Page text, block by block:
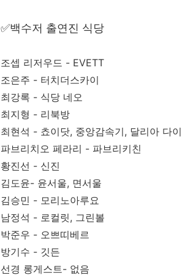
✅백수저 출연진 식당
조셉 리저우드 - EVETT
조은주 - 터치더스카이
최강록 - 식당 네오
최지형 - 리북방
최현석 - 쵸이닷, 중앙감속기, 달리아 다
파브리치오 페라리 - 파브리키친
황진선 - 신진
김도윤- 윤서울, 면서울
김승민 - 모리노아루요
남정석 - 로컬릿, 그린볼
박준우 - 오쁘띠베르
방기수 - 깃든
선경 롱게스트- 없음